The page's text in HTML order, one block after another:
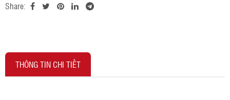
Share:
THÔNG TIN CHI TIẾT